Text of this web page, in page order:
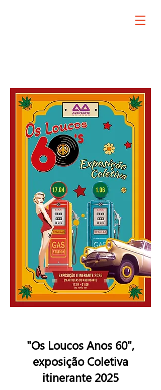
"Os Loucos Anos 60",
exposição Coletiva
itinerante 2025